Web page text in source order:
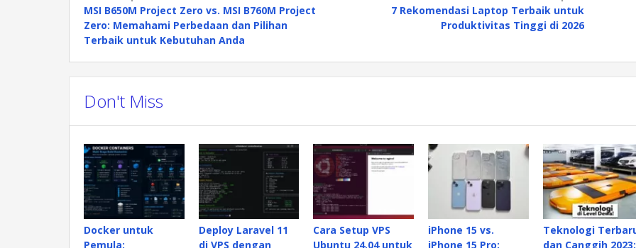
navigation
MSI B650M Project Zero vs. MSI B760M Project
Zero: Memahami Perbedaan dan Pilihan
Terbaik untuk Kebutuhan Anda
7 Rekomendasi Laptop Terbaik untuk
Produktivitas Tinggi di 2026
Don't Miss
Docker untuk
Pemula:
Deploy Laravel 11
di VPS dengan
Cara Setup VPS
Ubuntu 24.04 untuk
iPhone 15 vs.
iPhone 15 Pro:
Teknologi
dan Canggih 2023: